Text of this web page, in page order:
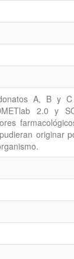
A, B y C
2.0 y
originar